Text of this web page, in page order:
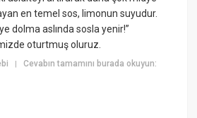
en temel sos, limonun suyudur.
dolma aslında sosla yenir!”
oturtmuş oluruz.
|Cevabın tamamını burada okuyun: